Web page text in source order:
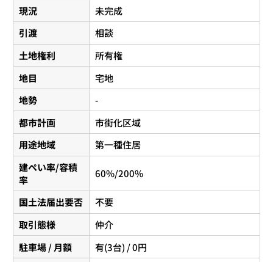
現況
未完成
引渡
相談
土地権利
所有権
地目
宅地
地勢
-
都市計画
市街化区域
用途地域
第一種住居
建ぺい率/容積
率
60%/200%
国土法届出要否
不要
取引態様
仲介
駐車場 / 月額
有(3台) / 0円